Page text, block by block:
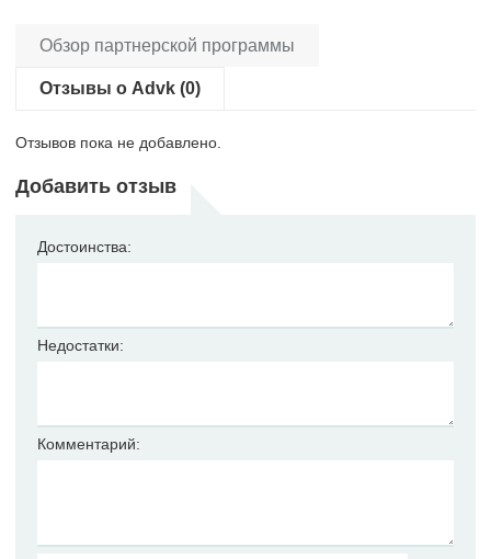
Обзор партнерской программы
Отзывы о Advk (0)
Отзывов пока не добавлено.
Добавить отзыв
Достоинства:
Недостатки:
Комментарий: